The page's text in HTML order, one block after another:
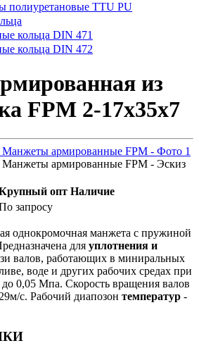
полиуретановые TTU PU
кольца DIN 471
кольца DIN 472
из
FPM 2-17x35x7
опт Наличие
запросу
однокромочная манжета с пружиной
для уплотнения и
валов, работающих в миниральных
воде и других рабочих средах при
до 0,05 Мпа. Скорость вращения валов
с. Рабочий диапозон температур -